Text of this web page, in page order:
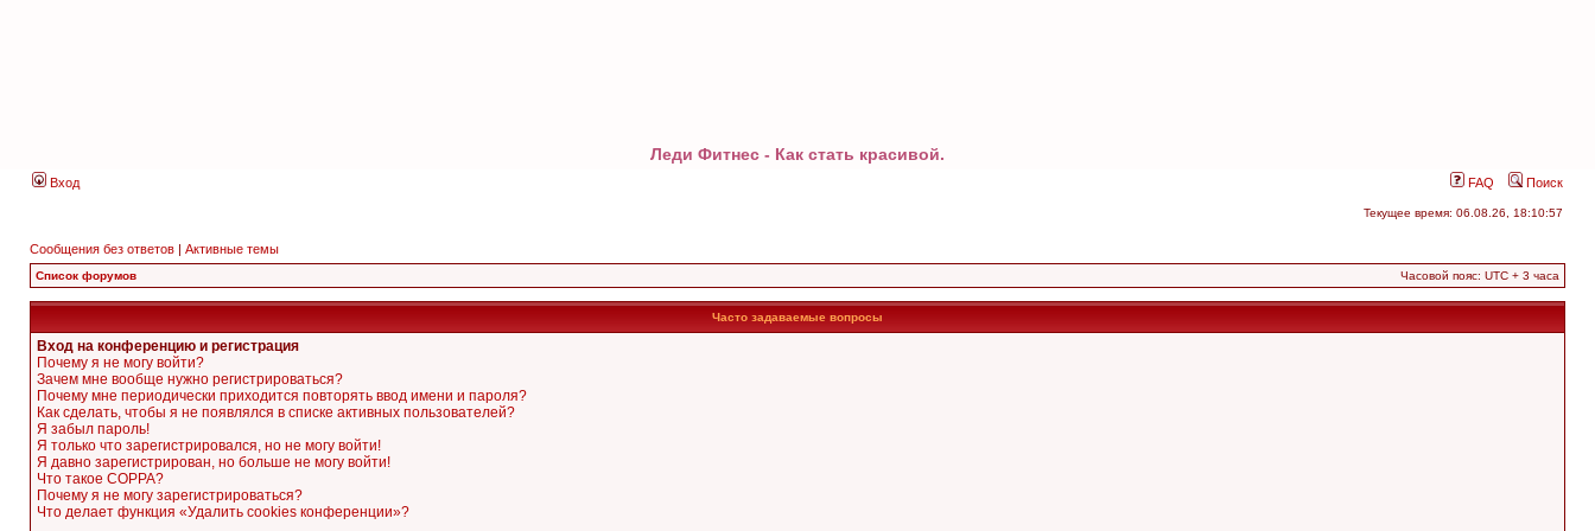
Леди Фитнес - Как стать красивой.
Вход FAQ Поиск
Текущее время: 06.08.26, 18:10:57
Сообщения без ответов | Активные темы
Список форумов Часовой пояс: UTC + 3 часа
Часто задаваемые вопросы
Вход на конференцию и регистрация
Почему я не могу войти?
Зачем мне вообще нужно регистрироваться?
Почему мне периодически приходится повторять ввод имени и пароля?
Как сделать, чтобы я не появлялся в списке активных пользователей?
Я забыл пароль!
Я только что зарегистрировался, но не могу войти!
Я давно зарегистрирован, но больше не могу войти!
Что такое COPPA?
Почему я не могу зарегистрироваться?
Что делает функция «Удалить cookies конференции»?